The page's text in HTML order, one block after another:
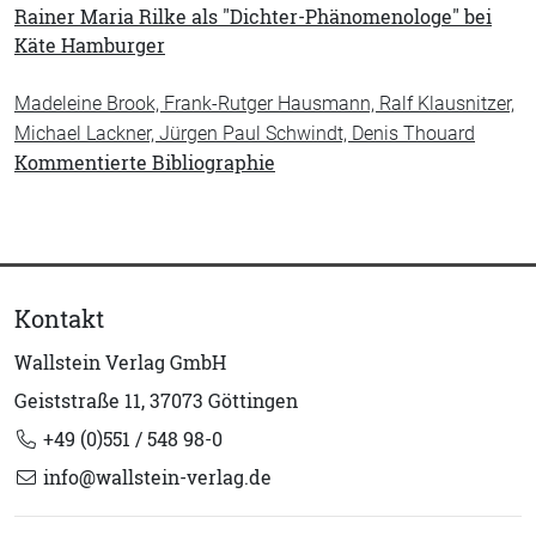
Rainer Maria Rilke als "Dichter-Phänomenologe" bei
Käte Hamburger
Madeleine Brook, Frank-Rutger Hausmann, Ralf Klausnitzer,
Michael Lackner, Jürgen Paul Schwindt, Denis Thouard
Kommentierte Bibliographie
Kontakt
Wallstein Verlag GmbH
Geiststraße 11, 37073 Göttingen
+49 (0)551 / 548 98-0
info@wallstein-verlag.de